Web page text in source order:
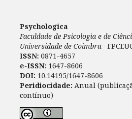
Psychologica
Faculdade de Psicologia e de
Universidade de Coimbra -
ISSN: 0871-4657
e-ISSN: 1647-8606
DOI: 10.14195/1647-8606
Peridiocidade: Anual
contínuo)